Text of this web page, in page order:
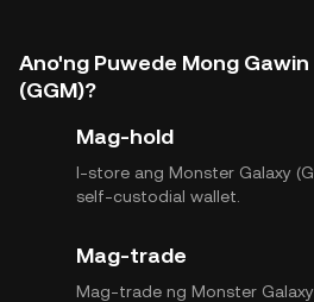
Ano'ng Puwede Mong
(GGM)?
Mag-hold
I-store ang Monster Galaxy
self-custodial wallet.
Mag-trade
Mag-trade ng Monster